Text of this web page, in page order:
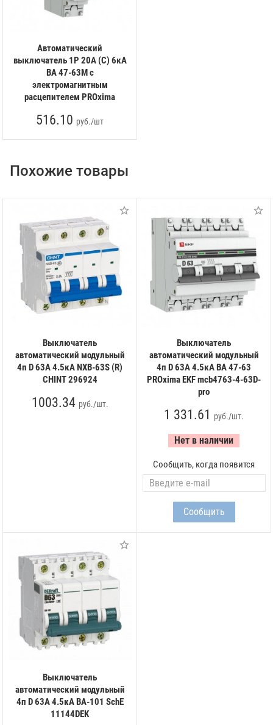
Автоматический
выключатель 1P 20А (C) 6кА
ВА 47-63M c
электромагнитным
расцепителем PROxima
516.10 руб./шт
Похожие товары
Выключатель
автоматический модульный
4п D 63А 4.5кА NXB-63S (R)
CHINT 296924
1003.34 руб./шт.
Выключатель
автоматический модульный
4п D 63А 4.5кА ВА 47-63
PROxima EKF mcb4763-4-63D-
pro
1 331.61 руб./шт.
Нет в наличии
Сообщить, когда появится
Выключатель
автоматический модульный
4п D 63А 4.5кА ВА-101 SchE
11144DEK